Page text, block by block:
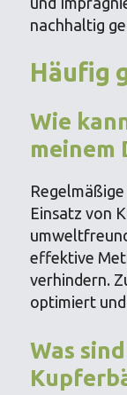
nachhaltig
Häufig
Wie
meinem
Einsatz von
effektive
verhindern.
optimiert
Was